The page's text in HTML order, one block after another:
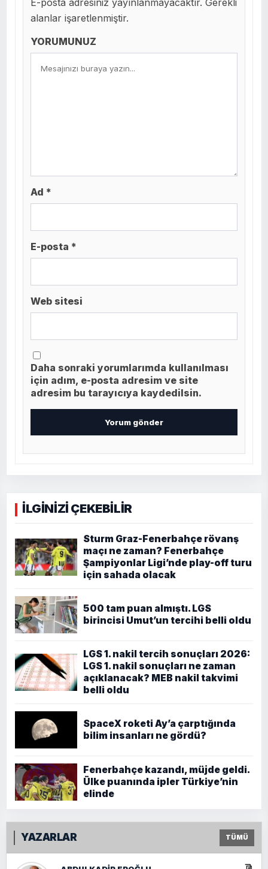
E-posta adresiniz yayınlanmayacaktır. Gerekli
alanlar işaretlenmiştir.
YORUMUNUZ
Ad *
E-posta *
Web sitesi
Daha sonraki yorumlarımda kullanılması
için adım, e-posta adresim ve site
adresim bu tarayıcıya kaydedilsin.
İLGİNİZİ ÇEKEBİLİR
Sturm Graz-Fenerbahçe rövanş
maçı ne zaman? Fenerbahçe
Şampiyonlar Ligi’nde play-off turu
için sahada olacak
500 tam puan almıştı. LGS
birincisi Umut’un tercihi belli oldu
LGS 1. nakil tercih sonuçları 2026:
LGS 1. nakil sonuçları ne zaman
açıklanacak? MEB nakil takvimi
belli oldu
SpaceX roketi Ay’a çarptığında
bilim insanları ne gördü?
Fenerbahçe kazandı, müjde geldi.
Ülke puanında ipler Türkiye’nin
elinde
YAZARLAR TÜMÜ